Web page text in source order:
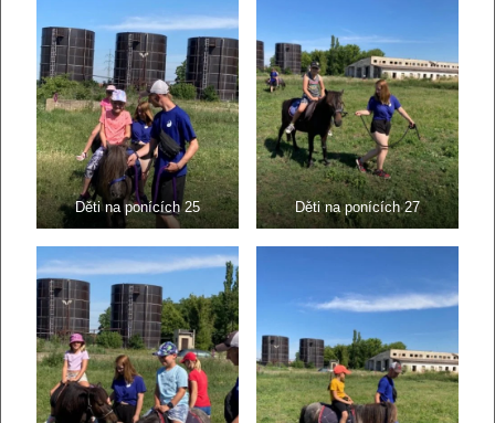
Děti na ponících 25 Děti na ponících 27